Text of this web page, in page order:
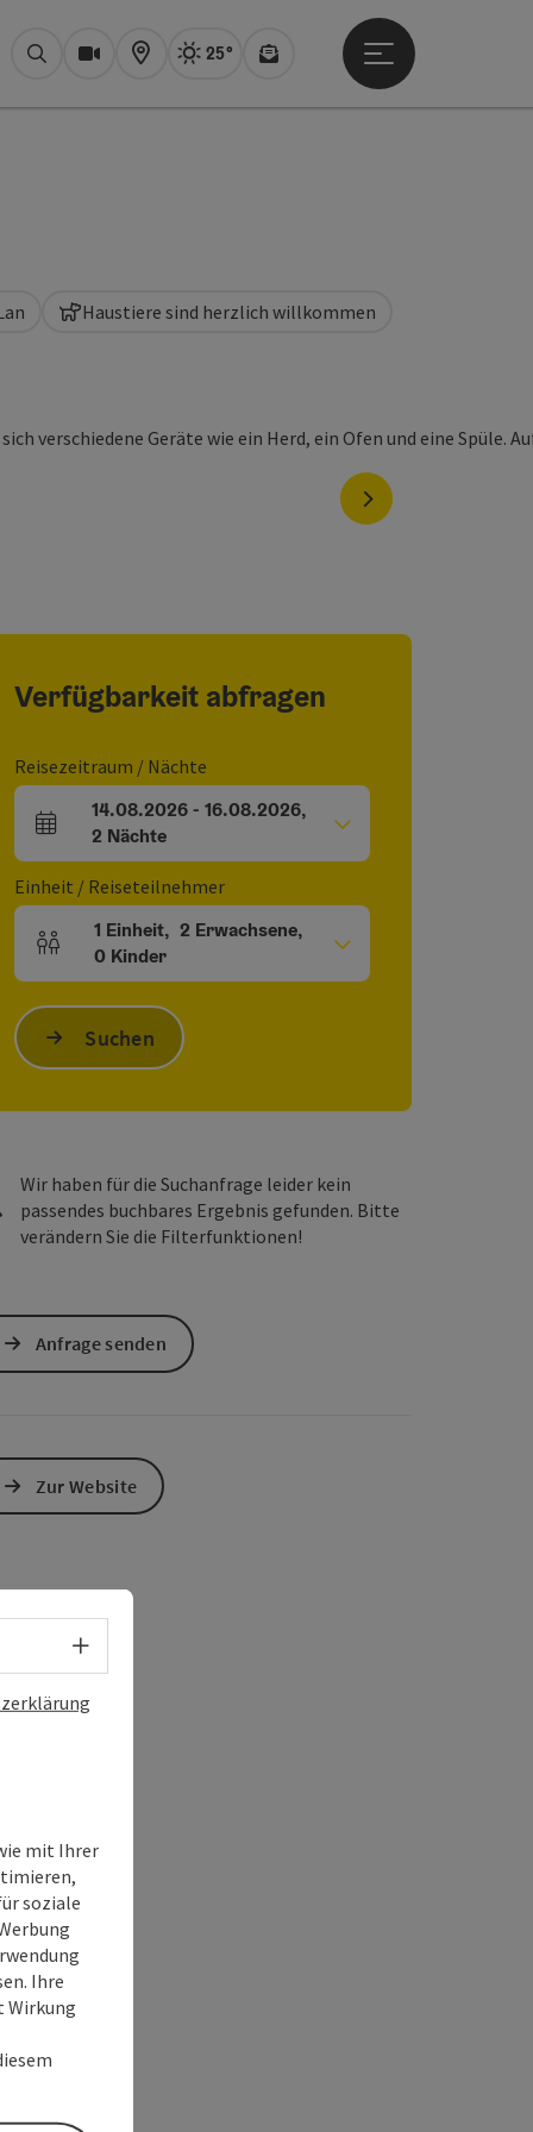
SuchenWebcams
Karte Aktuelles Wetter Bad Ischl,
25°
Newsletter
Hauptmenü öffnen
nächstes Element
Haustiere sind herzlich willkommen
öffnenöffnen
Verfügbarkeit abfragen
Reisezeitraum / Nächte
An- und Abreisefelder
14.08.2026- 16.08.2026,
2 Nächte
Einheit / Reiseteilnehmer
Einheitenanzahl und Personenfelder
1 Einheit, 2 Erwachsene,
0 Kinder
Suchen
Wir haben für die Suchanfrage leider kein
passendes buchbares Ergebnis gefunden. Bitte
verändern Sie die Filterfunktionen!
Anfrage senden
Zur Website
Sprachwahl - Menü öffnen
mit Ihrer
soziale
Ihre
Wirkung